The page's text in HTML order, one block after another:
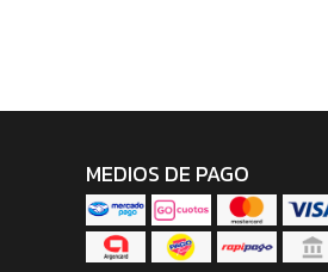
MEDIOS DE PAGO